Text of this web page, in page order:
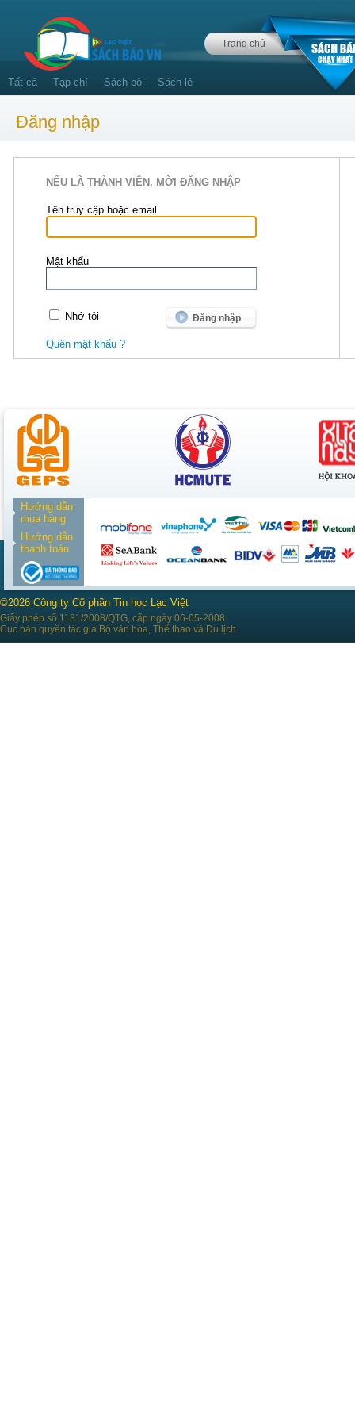
Trang chủ
Tất cả Tạp chí Sách bộ Sách lẻ
Đăng nhập
NẾU LÀ THÀNH VIÊN, MỜI ĐĂNG NHẬP
Tên truy cập hoặc email
Mật khẩu
Nhớ tôi
Quên mật khẩu ?
Hướng dẫn
mua hàng
Hướng dẫn
thanh toán
©2026 Công ty Cổ phần Tin học Lạc Việt
Giấy phép số 1131/2008/QTG, cấp ngày 06-05-2008
Cục bản quyền tác giả Bộ văn hóa, Thể thao và Du lịch